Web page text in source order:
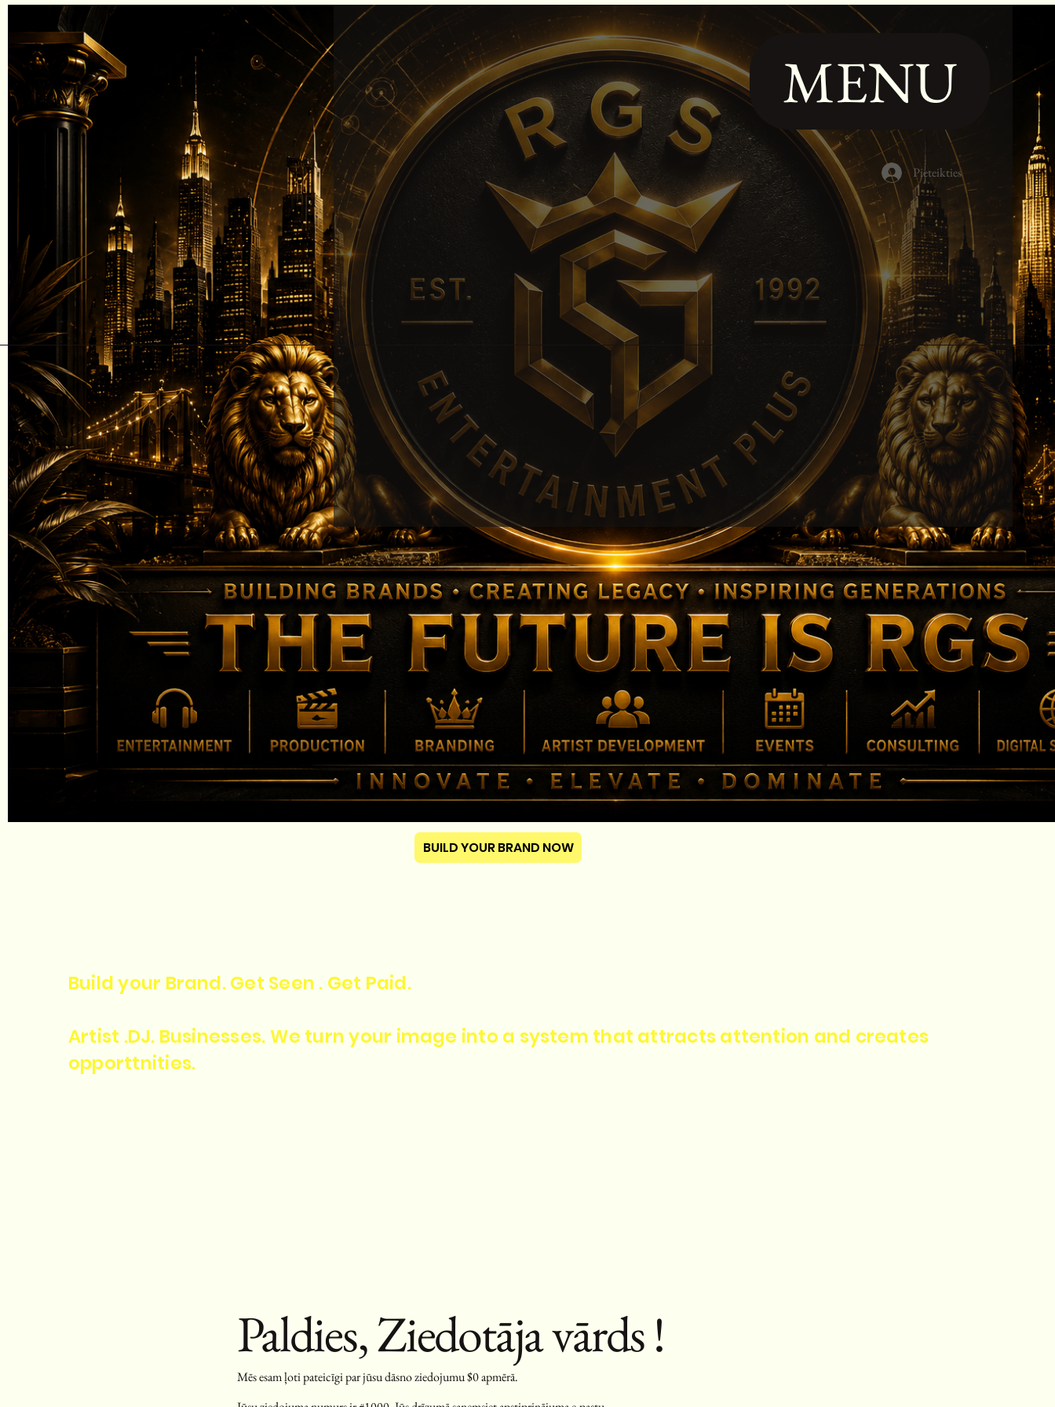
MENU
Pieteikties
BUILD YOUR BRAND NOW
Build your Brand. Get Seen . Get Paid.
Artist .DJ. Businesses. We turn your image into a system that attracts attention and creates
opporttnities.
Paldies, Ziedotāja vārds !
Mēs esam ļoti pateicīgi par jūsu dāsno ziedojumu $0 apmērā.